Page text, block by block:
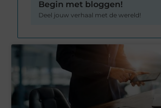
Begin met bloggen!
Deel jouw verhaal met de wereld!